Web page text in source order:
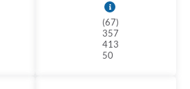
(67)
357
413
50